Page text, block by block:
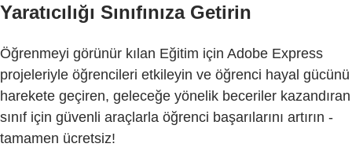
Yaratıcılığı Sınıfınıza Getirin
Öğrenmeyi görünür kılan Eğitim için Adobe Express
projeleriyle öğrencileri etkileyin ve öğrenci hayal gücünü
harekete geçiren, geleceğe yönelik beceriler kazandıran
sınıf için güvenli araçlarla öğrenci başarılarını artırın -
tamamen ücretsiz!